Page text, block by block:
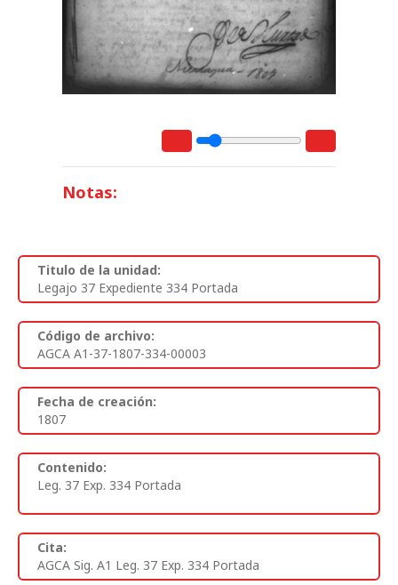
Notas:
Titulo de la unidad:
Legajo 37 Expediente 334 Portada
Código de archivo:
AGCA A1-37-1807-334-00003
Fecha de creación:
1807
Contenido:
Leg. 37 Exp. 334 Portada
Cita:
AGCA Sig. A1 Leg. 37 Exp. 334 Portada